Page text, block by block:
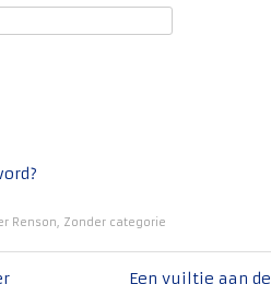
Renson, Zonder categorie
Een vuiltje aan de